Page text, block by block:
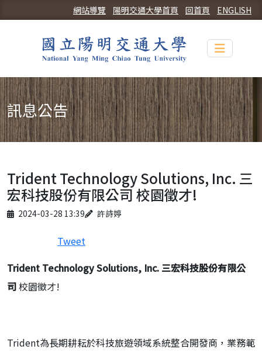
ENGLISH
回首頁
陽明交通大學首頁
網站導覽
Toggle
訊息公告
Trident Technology Solutions, Inc. 三
宏科技股份有限公司 校園徵才!
Published on
2024-03-28 13:39
Author 許詩婷
Tweet
Trident Technology Solutions, Inc. 三宏科技股份有限公
司校園徵才!
Trident為長期耕耘於科技旅遊領域系統整合開發商，業務範